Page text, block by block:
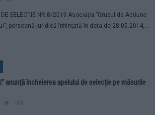
DE SELECȚIE NR.8/2019 Asociația ”Grupul de Acțiune
persoană juridică înființată în data de 28.05.2014,...
anunță încheierea apelului de selecție pe măsurile
189